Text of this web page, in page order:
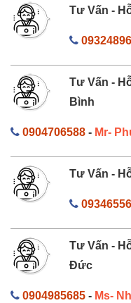
Tư Vấn -
Tư Vấn -
Bình
0904706588 - Mr-
Tư Vấn -
Tư Vấn -
Đức
0904985685 - Ms-